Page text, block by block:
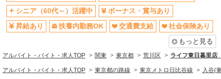
シニア（60代～）活躍中
ボーナス・賞与あり
昇給あり
扶養内勤務OK 交通費支給
社会保険あり
もっと見る
アルバイト・バイト・求人TOP 関東 東京都 荒川区 ライフ東日暮里店
アルバイト・バイト・求人TOP 東京都の路線 東京メトロ日比谷線 入谷(